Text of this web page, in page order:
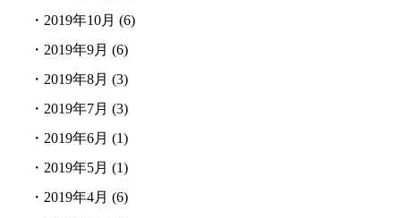
・2019年10月 (6)
・2019年9月 (6)
・2019年8月 (3)
・2019年7月 (3)
・2019年6月 (1)
・2019年5月 (1)
・2019年4月 (6)